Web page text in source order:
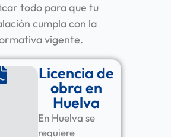
todo para que tu
cumpla con la
vigente.
Licencia de
obra en
Huelva
En Huelva se
requiere